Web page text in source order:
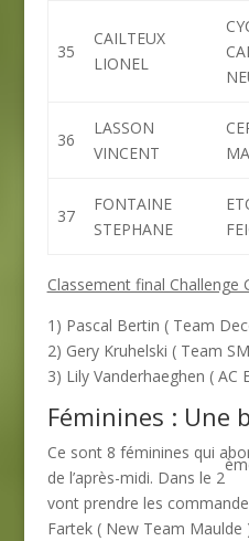
35
CAILTEUX
LIONEL
36
LASSON
VINCENT
37
FONTAINE
STEPHANE
Classement final Challenge
1) Pascal Bertin ( Team
2) Gery Kruhelski ( Team
3) Lily Vanderhaeghen ( AC
Féminines : Une
Ce sont 8 féminines qui
de l’après-midi. Dans le 2
vont prendre les
Fartek ( New Team Maulde